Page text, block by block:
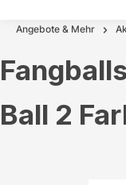
Angebote & Mehr
Ball 2